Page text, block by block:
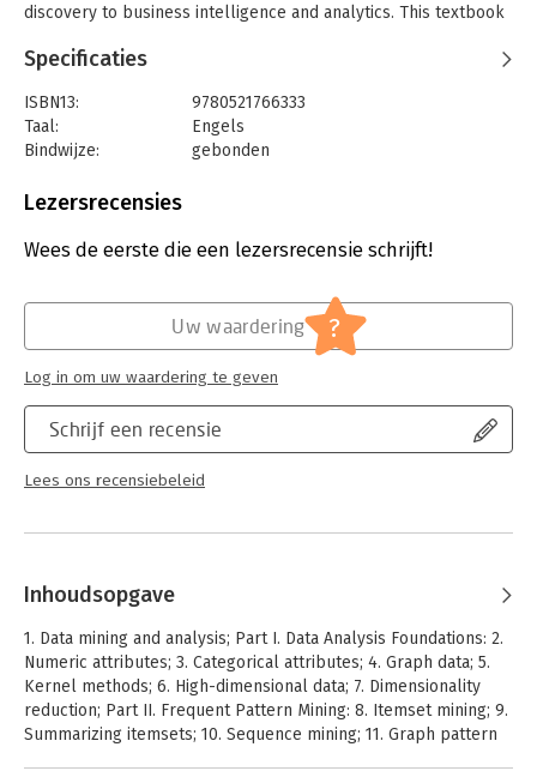
discovery to business intelligence and analytics. This textbook
provides a broad yet in-depth overview of data mining,
statistics. The main parts of the book include exploratory data
analysis, pattern mining, clustering, and classification. The book
lays the basic foundations of these tasks, and also covers
data analysis, and complex graphs and networks. With its
of examples, this book offers solid guidance in data mining for
Specificaties
ISBN13:
9780521766333
Taal:
Engels
Bindwijze:
gebonden
Uitgever:
Lezersrecensies
Wees de eerste die een lezersrecensie schrijft!
Schrijf een recensie
Lees ons recensiebeleid
Uw waardering ?
Log in om uw waardering te geven
Inhoudsopgave
1. Data mining and analysis; Part I. Data Analysis Foundations: 2.
Numeric attributes; 3. Categorical attributes; 4. Graph data; 5.
Kernel methods; 6. High-dimensional data; 7. Dimensionality
reduction; Part II. Frequent Pattern Mining: 8. Itemset mining; 9.
Summarizing itemsets; 10. Sequence mining; 11. Graph pattern